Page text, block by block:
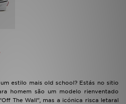
estilo mais old school? Estás no sitio
homem são um modelo rienventado
The Wall”, mas a icónica risca letaral